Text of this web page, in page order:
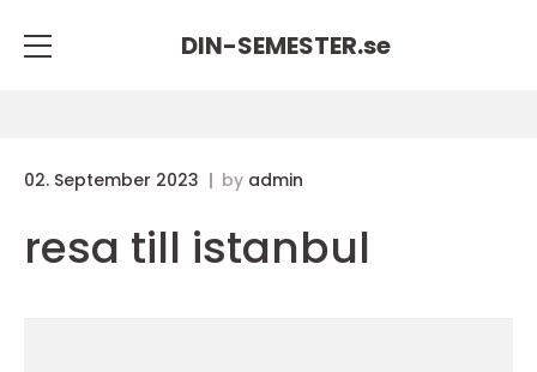
DIN-SEMESTER.se
02. September 2023 by admin
resa till istanbul